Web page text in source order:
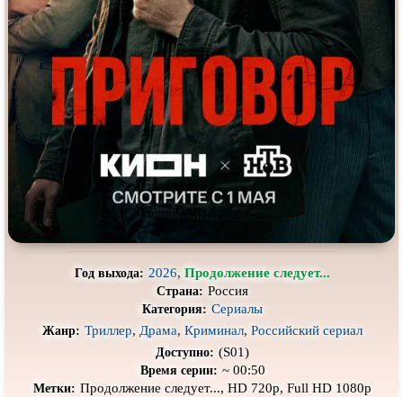
Про выживание Про гангстеров
Про гонки Про деревню
Про динозавров Про драконов
Про животных Про зомби
Про инопланетян
Про корабли и подводные
лодки
Про космос
Про любовь
Про маньяков и
серийных
убийц
Про оборотней Про пиратов
Про подростков Про путешествия
Про рыцарей
Про собак
Про супергероев
Год выхода: 2026, Продолжение следует...
Страна: Россия
Категория: Сериалы
Жанр: Триллер, Драма, Криминал, Российский сериал
Доступно: (S01)
Время серии: ~ 00:50
Метки: Продолжение следует..., HD 720p, Full HD 1080p